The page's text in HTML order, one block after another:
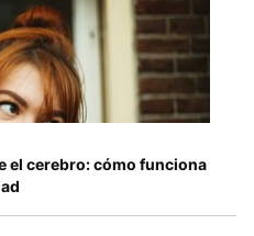
el cerebro: cómo funciona